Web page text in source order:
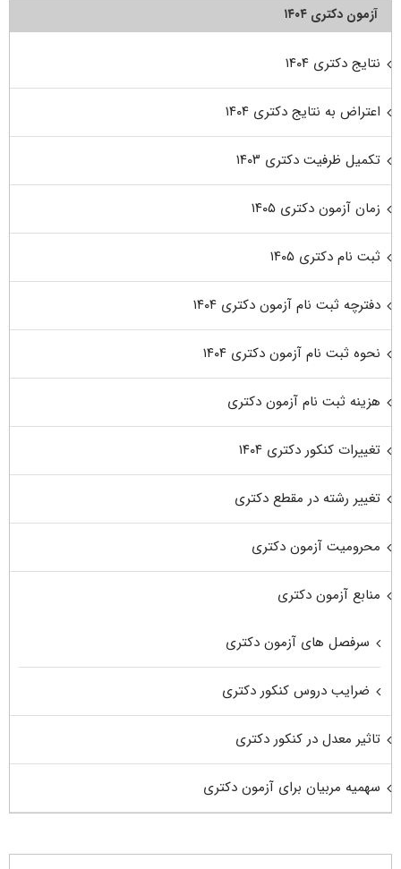
آزمون دکتری ۱۴۰۴
نتایج دکتری ۱۴۰۴
اعتراض به نتایج دکتری ۱۴۰۴
تکمیل ظرفیت دکتری ۱۴۰۳
زمان آزمون دکتری ۱۴۰۵
ثبت نام دکتری ۱۴۰۵
دفترچه ثبت نام آزمون دکتری ۱۴۰۴
نحوه ثبت نام آزمون دکتری ۱۴۰۴
هزینه ثبت نام آزمون دکتری
تغییرات کنکور دکتری ۱۴۰۴
تغییر رشته در مقطع دکتری
محرومیت آزمون دکتری
منابع آزمون دکتری
سرفصل های آزمون دکتری
ضرایب دروس کنکور دکتری
تاثیر معدل در کنکور دکتری
سهمیه مربیان برای آزمون دکتری